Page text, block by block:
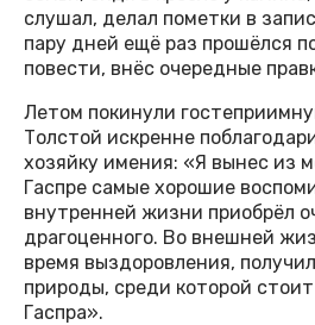
слушал, делал пометки в
пару дней ещё раз прошёлся
повести, внёс очередные
Летом покинули
Толстой искренне
хозяйку имения: «Я вынес из
Гаспре самые хорошие
внутренней жизни приобрёл
драгоценного. Во внешней
время выздоровления,
природы, среди которой
Гаспра».